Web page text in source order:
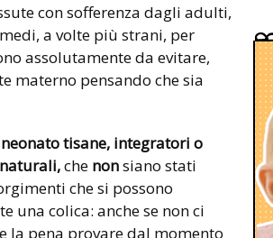
con sofferenza dagli adulti,
a volte più strani, per
assolutamente da evitare,
materno pensando che sia
tisane, integratori o
che nonsiano stati
che si possono
una colica: anche se non ci
la pena provare dal momento